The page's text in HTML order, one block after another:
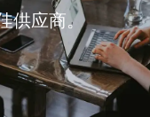
供应商。